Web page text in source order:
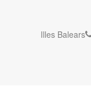
Illes Balears